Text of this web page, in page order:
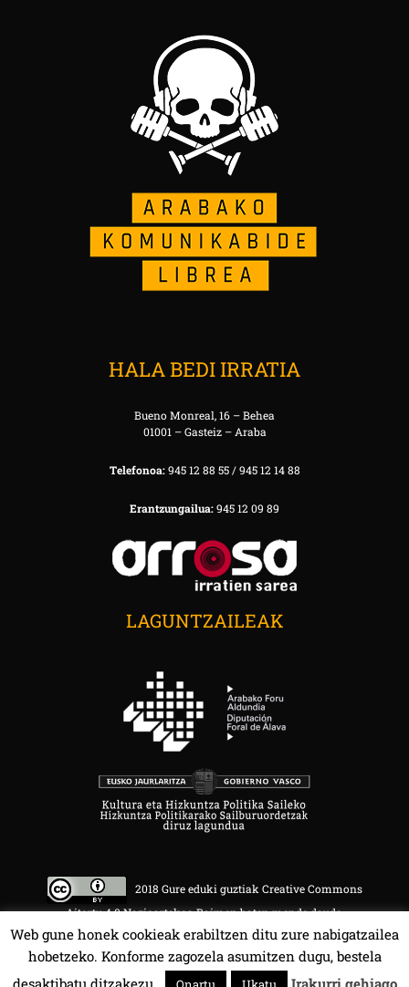
HALA BEDI IRRATIA
Bueno Monreal, 16 – Behea
01001 – Gasteiz – Araba
Telefonoa:945 12 88 55 / 945 12 14 88
Erantzungailua:945 12 09 89
LAGUNTZAILEAK
2018 Gure eduki guztiak Creative Commons
Aitortu 4.0 Nazioartekoa Baimen baten mende daude.
Web gune honek cookieak erabiltzen ditu zure nabigatzailea
hobetzeko. Konforme zagozela asumitzen dugu, bestela
desaktibatu ditzakezu.
Irakurri gehiago